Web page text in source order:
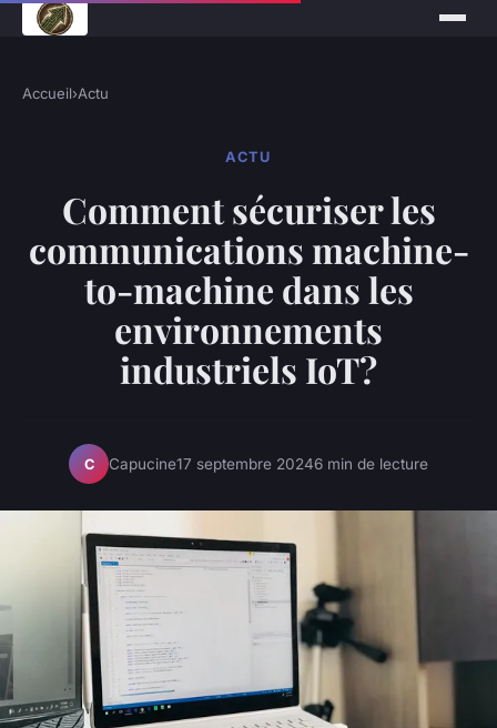
Accueil›Actu
ACTU
Comment sécuriser les
communications machine-
to-machine dans les
environnements
industriels IoT?
C Capucine17 septembre 20246 min de lecture